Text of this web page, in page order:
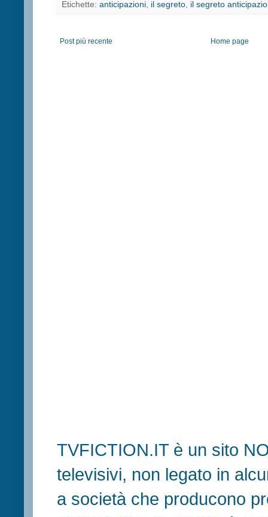
Etichette: anticipazioni, il segreto, il segreto
Post più recente Home page
TVFICTION.IT è un sito
televisivi, non legato in
a società che producono